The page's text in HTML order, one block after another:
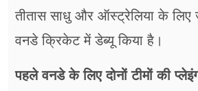
तीतास साधु और ऑस्ट्रेलिया के लिए
वनडे क्रिकेट में डेब्यू किया है।
पहले वनडे के लिए दोनों टीमों की